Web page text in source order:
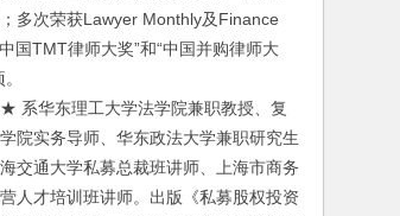
多次荣获Lawyer Monthly及Finance
国TMT律师大奖”和“中国并购律师大
华东理工大学法学院兼职教授、复
院实务导师、华东政法大学兼职研究生
交通大学私募总裁班讲师、上海市商务
人才培训班讲师。出版《私募股权投资